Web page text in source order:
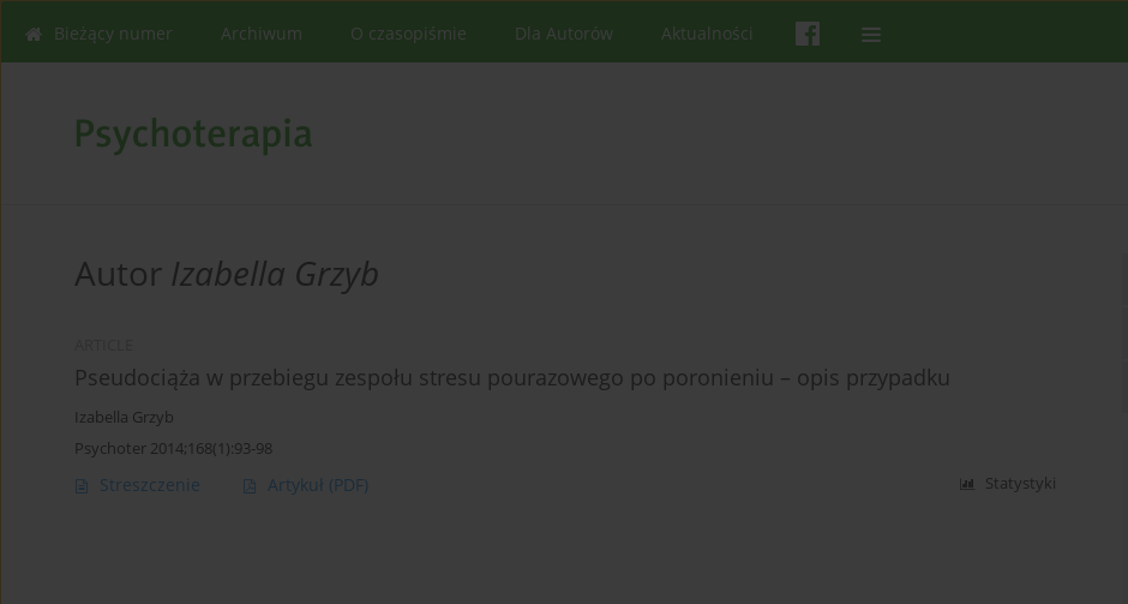
Bieżący numer Archiwum O czasopiśmie Dla Autorów Aktualności
Autor Izabella Grzyb
Pseudociąża w przebiegu zespołu stresu pourazowego po poronieniu – opis przypadku
Izabella Grzyb
Psychoter 2014;168(1):93-98
Streszczenie Artykuł (PDF) Statystyki